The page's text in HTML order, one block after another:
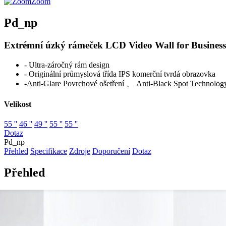
Pd_np
Extrémní úzký rámeček LCD Video Wall for Business
- Ultra-záročný rám design
- Originální průmyslová třída IPS komerční tvrdá obrazovka
-Anti-Glare Povrchové ošetření 、 Anti-Black Spot
Velikost
55 '' 46 '' 49 '' 55 '' 55 ''
Dotaz
Pd_np
Přehled Specifikace Zdroje Doporučení Dotaz
Přehled